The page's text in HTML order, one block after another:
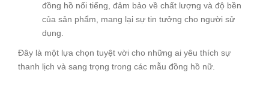
đồng hồ nổi tiếng, đảm bảo về chất lượng và độ bền
của sản phẩm, mang lại sự tin tưởng cho người sử
dụng.
Đây là một lựa chọn tuyệt vời cho những ai yêu thích sự
thanh lịch và sang trọng trong các mẫu đồng hồ nữ.